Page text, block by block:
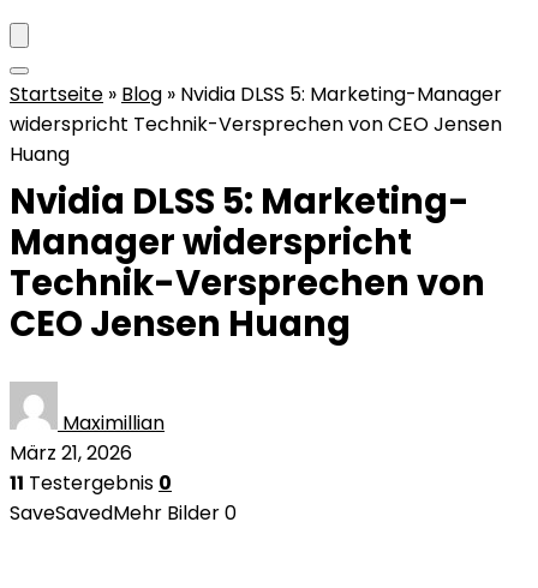
Startseite » Blog » Nvidia DLSS 5: Marketing-Manager
widerspricht Technik-Versprechen von CEO Jensen
Huang
Nvidia DLSS 5: Marketing-
Manager widerspricht
Technik-Versprechen von
CEO Jensen Huang
Maximillian
März 21, 2026
11 Testergebnis 0
SaveSavedMehr Bilder0